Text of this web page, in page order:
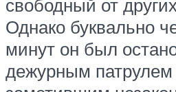
свободный от
Однако буквально
минут он был
дежурным